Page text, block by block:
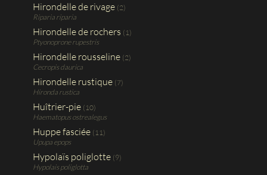
Hirondelle de rivage (2)
Riparia riparia
Hirondelle de rochers (1)
Ptyonoprone rupestris
Hirondelle rousseline (2)
Cecropis daurica
Hirondelle rustique (7)
Hironda rustica
Huîtrier-pie (10)
Haematopus ostrealegus
Huppe fasciée (11)
Upupa epops
Hypolaïs poliglotte (9)
Hypolais poliglotta